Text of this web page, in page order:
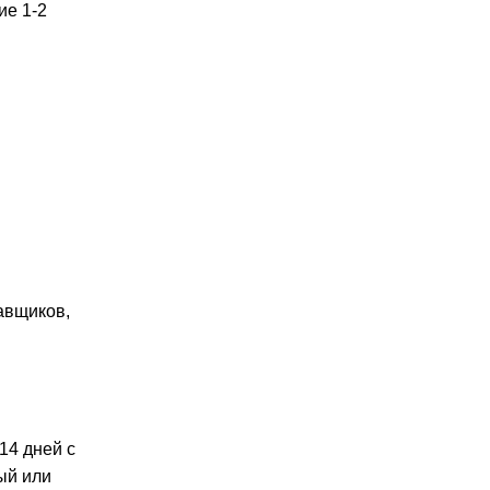
1-2
дней с
или